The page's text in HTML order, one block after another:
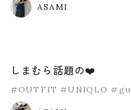
ASAMI
しまむら話題の❤️
#OUTFIT #UNIQLO #gu